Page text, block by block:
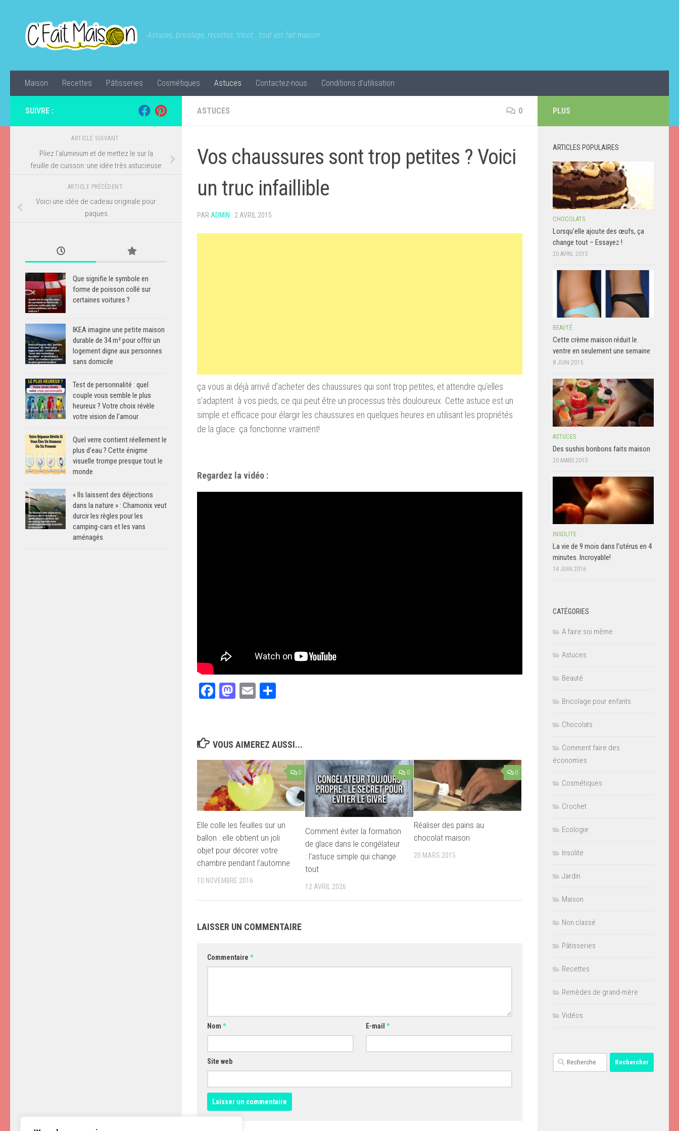
Astuces, bricolage, recettes, tricot...tout est fait maison
Maison Recettes Pâtisseries Cosmétiques Astuces Contactez-nous Conditions d’utilisation
ASTUCES 0
Vos chaussures sont trop petites ? Voici
un truc infaillible
PAR ADMIN · 2 AVRIL 2015
ça vous ai déjà arrivé d’acheter des chaussures qui sont trop petites, et attendre qu’elles
s’adaptent à vos pieds, ce qui peut être un processus très douloureux. Cette astuce est un
simple et efficace pour élargir les chaussures en quelques heures en utilisant les propriétés
de la glace. ça fonctionne vraiment!
Regardez la vidéo :
Facebook
Mastodon
Email
VOUS AIMEREZ AUSSI...
0
Elle colle les feuilles sur un
ballon : elle obtient un joli
objet pour décorer votre
chambre pendant l’automne
10 NOVEMBRE 2016
0
Comment éviter la formation
de glace dans le congélateur
: l’astuce simple qui change
tout
12 AVRIL 2026
0
Réaliser des pains au
chocolat maison
20 MARS 2015
LAISSER UN COMMENTAIRE
Commentaire *
Nom * E-mail*
Site web
SUIVRE :
ARTICLE SUIVANT
Pliez l’aluminium et de mettez le sur la
feuille de cuisson: une idée très astucieuse
ARTICLE PRÉCÉDENT
Voici une idée de cadeau originale pour
paques
Que signifie le symbole en
forme de poisson collé sur
certaines voitures ?
IKEA imagine une petite maison
durable de 34 m² pour offrir un
logement digne aux personnes
sans domicile
Test de personnalité : quel
couple vous semble le plus
heureux ? Votre choix révèle
votre vision de l’amour
Quel verre contient réellement le
plus d’eau ? Cette énigme
visuelle trompe presque tout le
monde
« Ils laissent des déjections
dans la nature » : Chamonix veut
durcir les règles pour les
camping-cars et les vans
aménagés
PLUS
ARTICLES POPULAIRES
CHOCOLATS
Lorsqu’elle ajoute des œufs, ça
change tout – Essayez !
20 AVRIL 2015
BEAUTÉ
Cette crème maison réduit le
ventre en seulement une semaine
8 JUIN 2015
ASTUCES
Des sushis bonbons faits maison
20 MARS 2015
INSOLITE
La vie de 9 mois dans l’utérus en 4
minutes. Incroyable!
14 JUIN 2016
CATÉGORIES
A faire soi même
Astuces
Beauté
Bricolage pour enfants
Chocolats
Comment faire des
économies
Cosmétiques
Crochet
Ecologie
Insolite
Jardin
Maison
Non classé
Pâtisseries
Recettes
Remèdes de grand-mère
Vidéos
Rechercher :